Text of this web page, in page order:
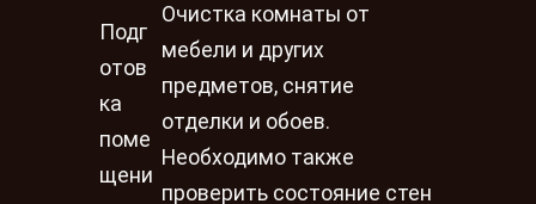
Подг
отов
ка
поме
щени
Очистка комнаты от
мебели и других
предметов, снятие
отделки и обоев.
Необходимо также
проверить состояние стен